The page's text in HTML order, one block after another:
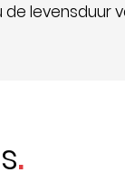
levensduur